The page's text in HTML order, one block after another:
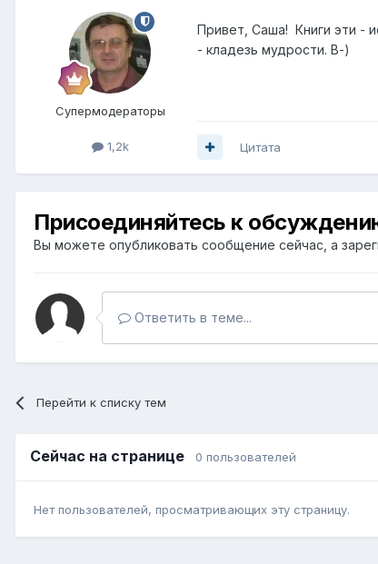
Супермодераторы
1,2k
Привет, Саша! Книги эти -
- кладезь мудрости. В-)
Цитата
Присоединяйтесь к
Вы можете опубликовать сообщение сейчас, а
Ответить в теме...
Перейти к списку тем
Сейчас на странице 0 пользователей
Нет пользователей, просматривающих эту страницу.